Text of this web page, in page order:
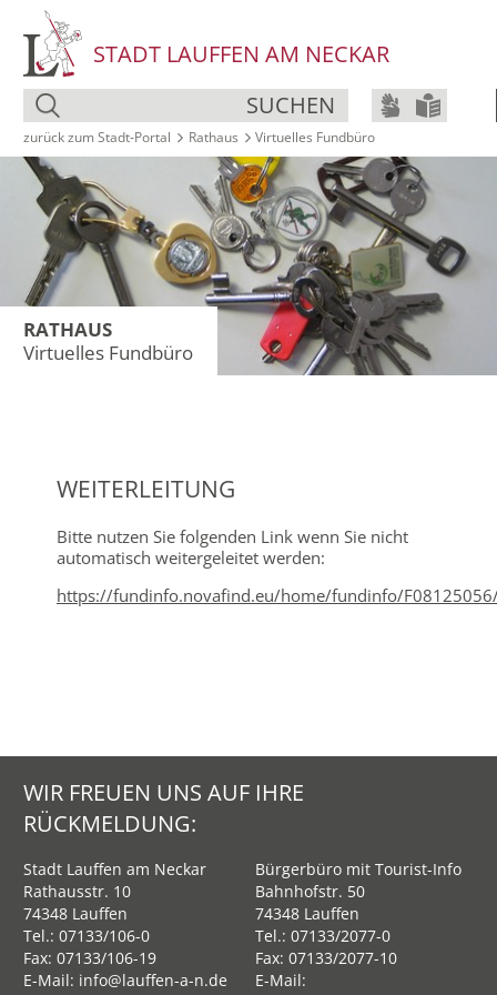
STADT LAUFFEN AM NECKAR
SUCHEN
zurück zum Stadt‑Portal Rathaus Virtuelles Fundbüro
RATHAUS
Virtuelles Fundbüro
WEITERLEITUNG
Bitte nutzen Sie folgenden Link wenn Sie nicht
automatisch weitergeleitet werden:
https://fundinfo.novafind.eu/home/fundinfo/
WIR FREUEN UNS AUF IHRE
RÜCKMELDUNG:
Stadt Lauffen am Neckar
Rathausstr. 10
74348 Lauffen
Tel.: 07133/106-0
Fax: 07133/106-19
E-Mail: info@lauffen-a-n.de
Bürgerbüro mit Tourist-Info
Bahnhofstr. 50
74348 Lauffen
Tel.:07133/2077-0
Fax: 07133/2077-10
E-Mail: